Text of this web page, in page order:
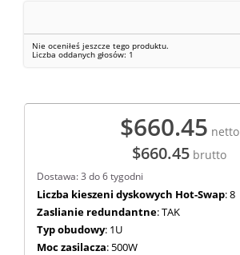
Nie oceniłeś jeszcze tego produktu.
Liczba oddanych głosów: 1
$660.45 netto
$660.45 brutto
Dostawa: 3 do 6 tygodni
Liczba kieszeni dyskowych Hot-Swap: 8
Zaslianie redundantne: TAK
Typ obudowy: 1U
Moc zasilacza: 500W